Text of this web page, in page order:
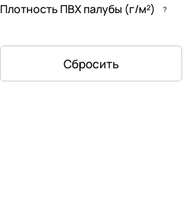
Плотность ПВХ палубы (г/м²) ?
Сбросить